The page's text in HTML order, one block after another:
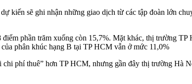
sẽ ghi nhận những giao dịch từ các tập đoàn lớn
phần trăm xuống còn 15,7%. Mặt khác, thị trường
phân khúc hạng B tại TP HCM vẫn ở mức 11,0%
phí thuê” hơn TP HCM, nhưng gần đây thị trường Hà